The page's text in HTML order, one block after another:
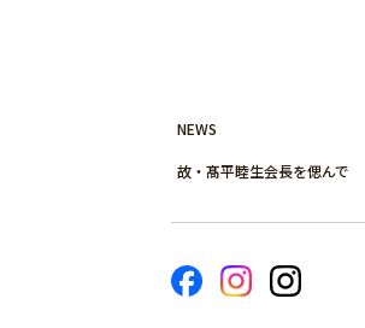
NEWS
故・髙平睦生会長を偲んで